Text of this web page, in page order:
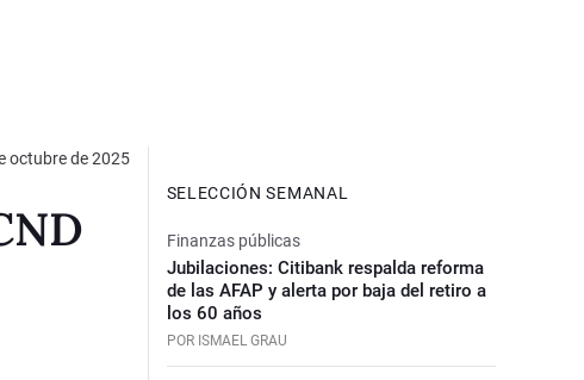
octubre de 2025
SELECCIÓN SEMANAL
Finanzas públicas
Jubilaciones: Citibank respalda reforma
de las AFAP y alerta por baja del retiro a
los 60 años
POR ISMAEL GRAU